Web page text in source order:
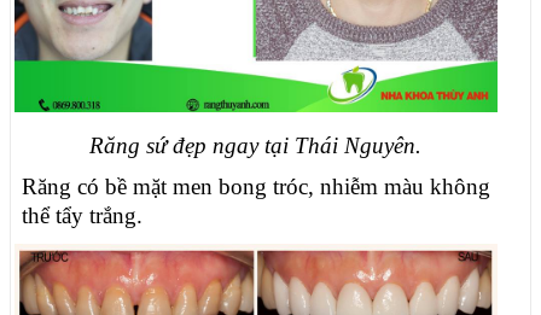
Răng sứ đẹp ngay tại Thái Nguyên.
Răng có bề mặt men bong tróc, nhiễm màu không
thể tẩy trắng.